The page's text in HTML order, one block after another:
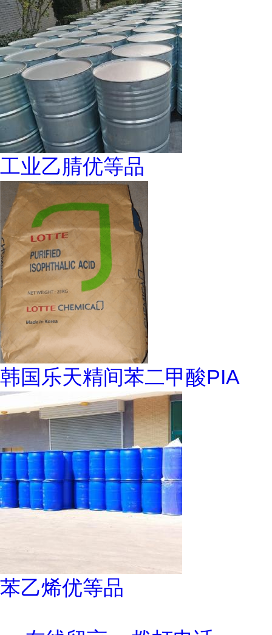
工业乙腈优等品
韩国乐天精间苯二甲酸PIA
苯乙烯优等品